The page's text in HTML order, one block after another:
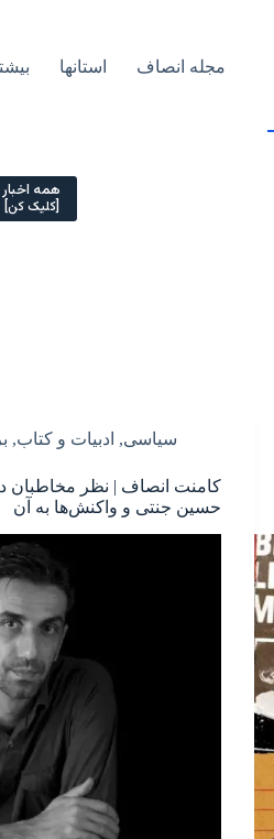
مجله انصاف استانها
همه اخبار
[کلیک کن]
سیاسی, ادبیات و کتاب,
کامنت انصاف | نظر مخاطبان
حسین جنتی و واکنش‌ها به آن